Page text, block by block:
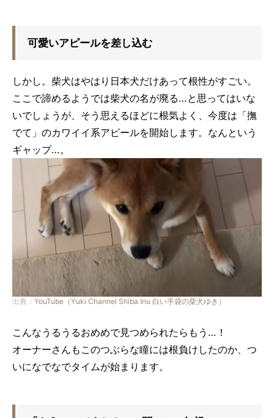
可愛いアピールを差し込む
しかし。柴犬はやはり日本犬だけあって根性がすごい。
ここで諦めるようでは柴犬の名が廃る…と思ってはいな
いでしょうが、そう思えるほどに根気よく、今度は「撫
でて」のカワイイ系アピールを開始します。なんという
ギャップ…。
出典： YouTube（Yuki Channel Shiba Inu 白い手袋の柴犬ゆき）
こんなうるうるおめめで見つめられたらもう…！
オーナーさんもこのつぶらな瞳には根負けしたのか、つ
いになでなでタイムが始まります。